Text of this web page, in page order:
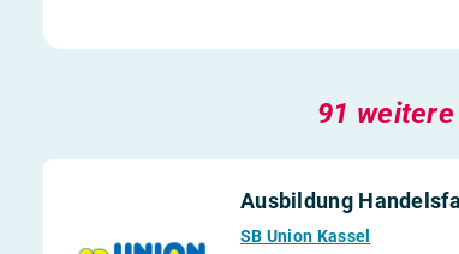
91
Ausbildung
SB Union Kassel